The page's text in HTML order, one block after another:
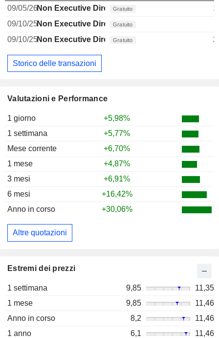
Valutazioni e Performance
1 giorno
+5,98%
1 settimana
+5,77%
Mese corrente
+6,70%
1 mese
+4,87%
3 mesi
+6,91%
6 mesi
+16,42%
Anno in corso
+30,06%
Altre quotazioni
Estremi dei prezzi
1 settimana 9,85
11,35
1 mese
9,85
11,46
Anno in corso
8,2
11,46
1 anno
6,1
11,46
09/05/26Non Executive Director Brazilian
Gratuito
09/10/25Non Executive Director Brazilian
Gratuito
09/10/25Non Executive Director Brazilian
Gratuito
Storico delle transazioni